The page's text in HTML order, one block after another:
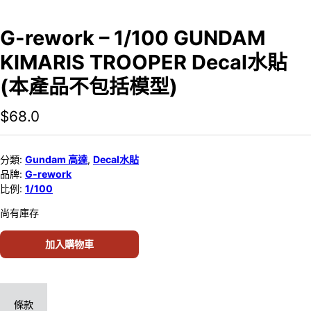
G-rework – 1/100 GUNDAM
KIMARIS TROOPER Decal水貼
(本產品不包括模型)
$68.0
分類: Gundam 高達, Decal水貼
品牌: G-rework
比例: 1/100
尚有庫存
加入購物車
條款